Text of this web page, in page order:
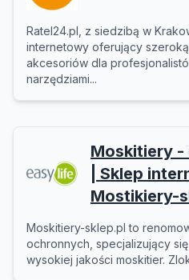
Ratel24.pl, z siedzibą w
internetowy oferujący
akcesoriów dla
narzędziami...
Moskitiery -
| Sklep
Mostikiery-
Moskitiery-sklep.pl to
ochronnych, specjalizujący
wysokiej jakości moskitier.